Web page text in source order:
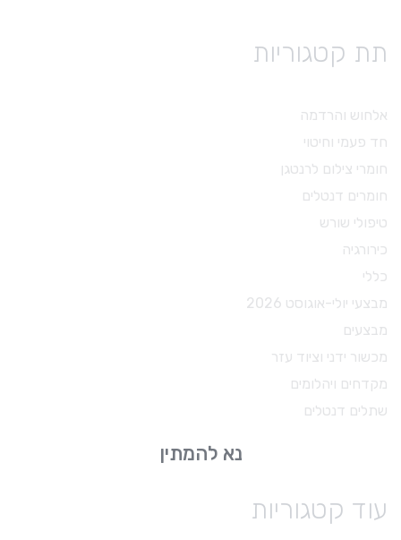
נא להמתין
תת קטגוריות
אלחוש והרדמה
חד פעמי וחיטוי
חומרי צילום לרנטגן
חומרים דנטלים
טיפולי שורש
כירורגיה
כללי
מבצעי יולי-אוגוסט 2026
מבצעים
מכשור ידני וציוד עזר
מקדחים ויהלומים
שתלים דנטלים
עוד קטגוריות